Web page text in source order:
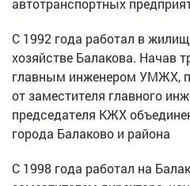
автотранспортных
С 1992 года работал в
хозяйстве Балакова. Начав
главным инженером УМЖХ,
от заместителя главного
председателя КЖХ
города Балаково и района
С 1998 года работал на